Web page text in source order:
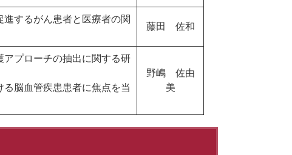
するがん患者と医療者の関
藤田 佐和
プローチの抽出に関する研
脳血管疾患患者に焦点を当
野嶋 佐由
美